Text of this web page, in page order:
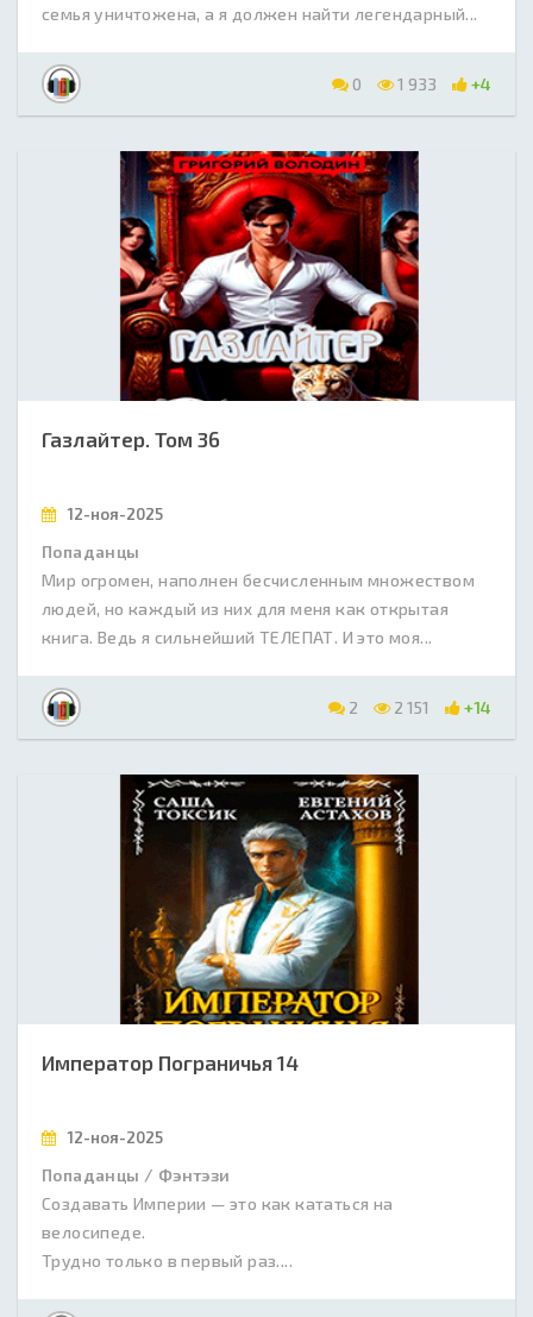
семья уничтожена, а я должен найти легендарный...
0 1 933 +4
Газлайтер. Том 36
12-ноя-2025
Попаданцы
Мир огромен, наполнен бесчисленным множеством
людей, но каждый из них для меня как открытая
книга. Ведь я сильнейший ТЕЛЕПАТ. И это моя...
2 2 151 +14
Император Пограничья 14
12-ноя-2025
Попаданцы / Фэнтэзи
Создавать Империи — это как кататься на
велосипеде.
Трудно только в первый раз....